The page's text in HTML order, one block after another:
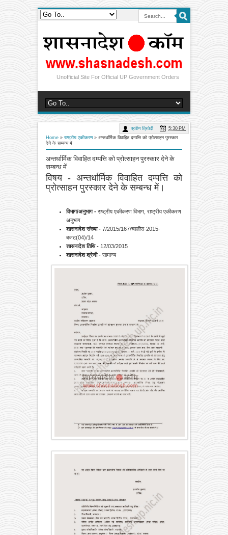
Unofficial Site For Official UP Government Orders
Home » राष्‍ट्रीय एकीकरण» अन्तर्धार्मिक विवाहित दम्पत्ति को प्रोत्साहन पुरस्कार
देने के सम्बन्ध में
अन्तर्धार्मिक विवाहित दम्पत्ति को प्रोत्साहन पुरस्कार देने के
सम्बन्ध में
प्रवीण त्रिवेदी 5:30 PM
विषय - अन्तर्धार्मिक विवाहित दम्पत्ति को
प्रोत्साहन पुरस्कार देने के सम्बन्ध में।
विभाग/अनुभाग - राष्‍ट्रीय एकीकरण विभाग, राष्‍ट्रीय एकीकरण
अनुभाग
शासनादेश संख्या - 7/2015/167/चालीस-2015-
बजट(04)/14
शासनादेश तिथि - 12/03/2015
शासनादेश श्रेणी - सामान्‍य